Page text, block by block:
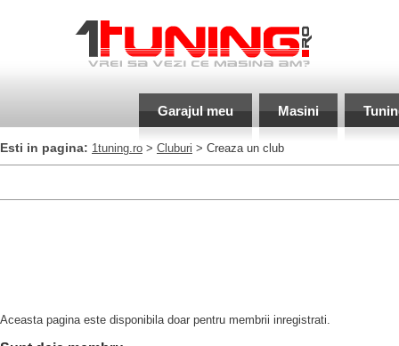
Garajul meu Masini
Esti in pagina: 1tuning.ro > Cluburi > Creaza un club
Aceasta pagina este disponibila doar pentru membrii inregistrati.